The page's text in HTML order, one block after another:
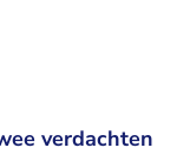
verdachten